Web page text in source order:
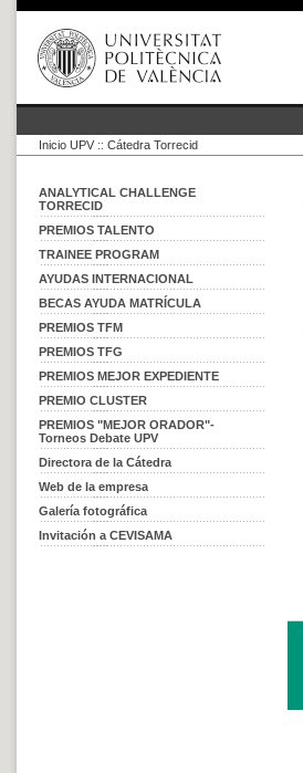
Inicio UPV :: Cátedra Torrecid
ANALYTICAL CHALLENGE
TORRECID
PREMIOS TALENTO
TRAINEE PROGRAM
AYUDAS INTERNACIONAL
BECAS AYUDA MATRÍCULA
PREMIOS TFM
PREMIOS TFG
PREMIOS MEJOR EXPEDIENTE
PREMIO CLUSTER
PREMIOS "MEJOR ORADOR"-
Torneos Debate UPV
Directora de la Cátedra
Web de la empresa
Galería fotográfica
Invitación a CEVISAMA